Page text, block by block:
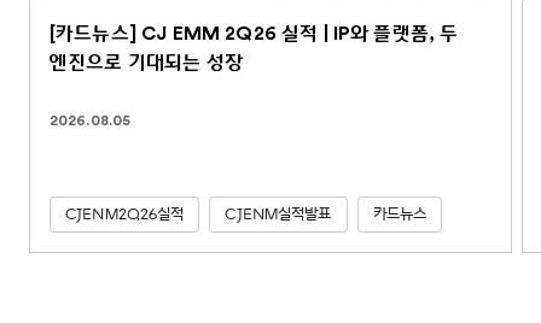
[카드뉴스] CJ EMM 2Q26 실적 | IP와 플랫폼, 두
엔진으로 기대되는 성장
2026.08.05
CJENM2Q26실적 CJENM실적발표 카드뉴스